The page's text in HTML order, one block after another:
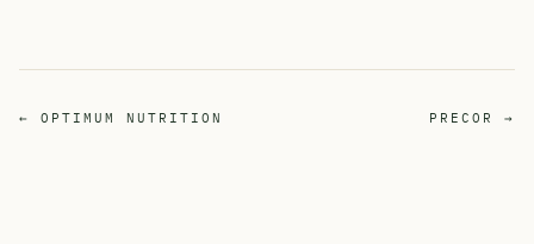
← OPTIMUM NUTRITION PRECOR →